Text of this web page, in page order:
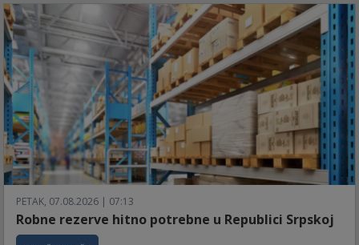
PETAK, 07.08.2026 | 07:13
Robne rezerve hitno potrebne u Republici Srpskoj